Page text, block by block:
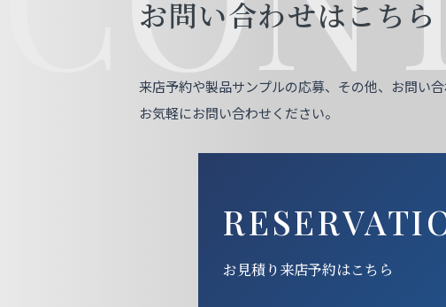
お問い合わせはこちら
来店予約や製品サンプルの応募、その他、お問い合
お気軽にお問い合わせください。
お見積り来店予約はこちら